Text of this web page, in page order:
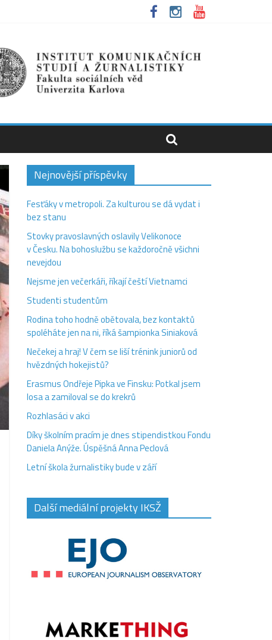
Nejnovější příspěvky
Fesťáky v metropoli. Za kulturou se dá vydat i
bez stanu
Stovky pravoslavných oslavily Velikonoce
v Česku. Na bohoslužbu se každoročně všichni
nevejdou
Nejsme jen večerkáři, říkají čeští Vietnamci
Studenti studentům
Rodina toho hodně obětovala, bez kontaktů
spoléháte jen na ni, říká šampionka Siniaková
Nečekej a hraj! V čem se liší trénink juniorů od
hvězdných hokejistů?
Erasmus Ondřeje Pipka ve Finsku: Potkal jsem
losa a zamiloval se do krekrů
Rozhlasáci v akci
Díky školním pracím je dnes stipendistkou Fondu
Daniela Anýže. Úspěšná Anna Peclová
Letní škola žurnalistiky bude v září
Další mediální projekty IKSŽ